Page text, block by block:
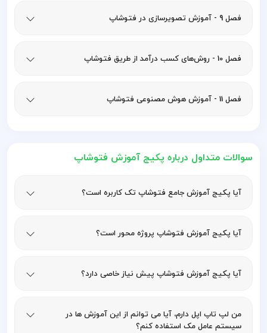
فصل 9 - آموزش تصویرسازی در فتوشاپ
فصل 10 - روش‌های کسب درآمد از طریق فتوشاپ
فصل 11 - آموزش هوش مصنوعی فتوشاپ
سوالات متداول درباره پکیج آموزش فتوشاپ
آیا پکیج آموزش جامع فتوشاپ تک کاربره است؟
آیا پکیج آموزش فتوشاپ پروژه محور است؟
آیا پکیج آموزش فتوشاپ پیش نیاز خاصی دارد؟
من لپ تاپ اپل دارم، آیا می توانم از این آموزش ها در
سیستم عامل مک استفاده کنم؟